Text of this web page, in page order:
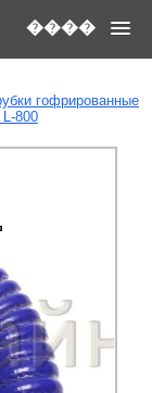
����
гофрированные
800